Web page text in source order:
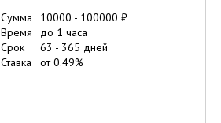
Сумма 10000 - 100000 ₽
Время
до 1 часа
Срок
63 - 365 дней
Ставка
от0.49%